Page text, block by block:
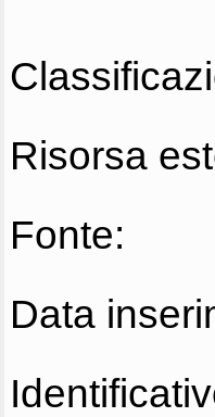
Risorsa
Fonte:
Data